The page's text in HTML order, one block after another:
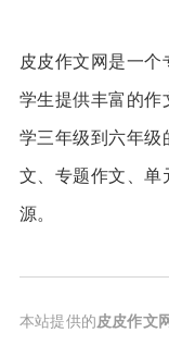
皮皮作文网是一
学生提供丰富的作
学三年级到六年级
文、专题作文、单
源。
本站提供的皮皮作文